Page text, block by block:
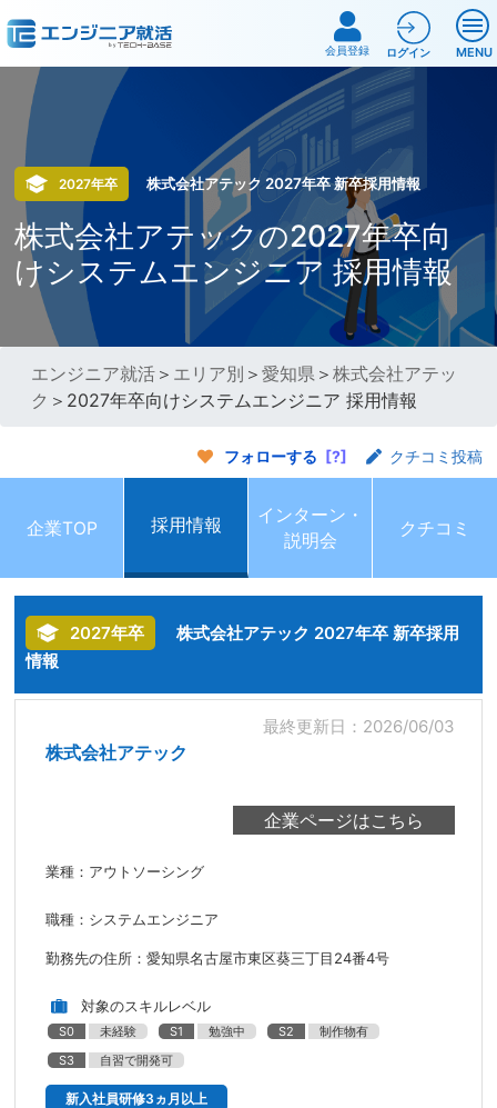
MENU
会員登録 ログイン
2027年卒 株式会社アテック 2027年卒 新卒採用情報
株式会社アテックの2027年卒向
けシステムエンジニア 採用情報
エンジニア就活 ＞ エリア別 ＞愛知県 ＞株式会社アテッ
ク ＞2027年卒向けシステムエンジニア 採用情報
フォローする [?] クチコミ投稿
企業TOP 採用情報
インターン・
説明会
クチコミ
2027年卒
株式会社アテック 2027年卒 新卒採用
情報
最終更新日：2026/06/03
株式会社アテック
業種：アウトソーシング
職種：システムエンジニア
勤務先の住所：愛知県名古屋市東区葵三丁目24番4号
対象のスキルレベル
S0 未経験 S1 勉強中 S2
制作物有
S3
自習で開発可
新入社員研修3ヵ月以上